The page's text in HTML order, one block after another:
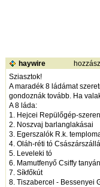
haywire
Sziasztok!
A maradék 8 ládámat
gondoznák tovább. Ha
A 8 láda:
1. Hejcei Repülőgép-
2. Noszvaj barlanglakásai
3. Egerszalók R.k.
4. Oláh-réti tó
5. Leveleki tó
6. Mamutfenyő Csiffy tanyán
7. Síkfőkút
8. Tiszabercel - Bessenyei